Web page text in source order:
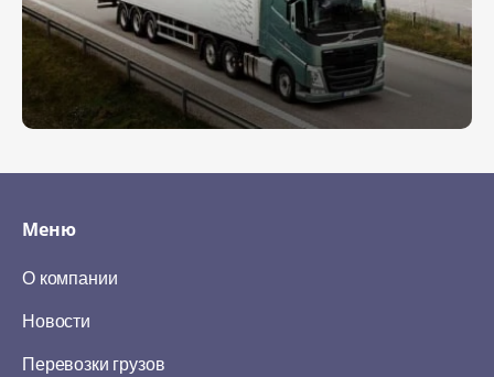
Меню
О компании
Новости
Перевозки грузов